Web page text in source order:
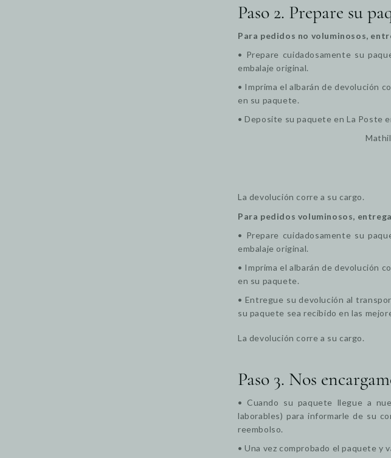
Paso 2. Prepare su
Para pedidos no voluminosos,
• Prepare cuidadosamente su
embalaje original.
• Imprima el albarán de devolución
en su paquete.
• Deposite su paquete en La Poste
La devolución corre a su cargo.
Para pedidos voluminosos,
• Prepare cuidadosamente su
embalaje original.
• Imprima el albarán de devolución
en su paquete.
• Entregue su devolución al
su paquete sea recibido en las
La devolución corre a su cargo.
Paso 3. Nos
• Cuando su paquete llegue a
laborables) para informarle de su
reembolso.
• Una vez comprobado el paquete y